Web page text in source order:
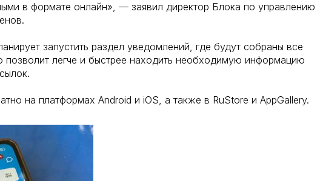
в формате онлайн», — заявил директор Блока по управлению
запустить раздел уведомлений, где будут собраны все
позволит легче и быстрее находить необходимую информацию
на платформах Android и iOS, а также в RuStore и AppGallery.